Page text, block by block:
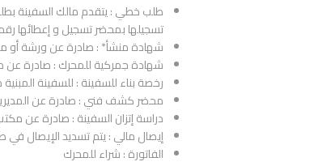
طلب خطي : يتقدم مالك السفينة
تسجيلها بمحضر تسجيل و إعطائها
شهادة منشأ* : صادرة عن ورشة أو
شهادة جمركية للمحرك : صادرة عن
رخصة بناء للسفينة : للسفينة
محضر كشف فني : صادرة عن
دراسة إتزان السفينة : صادرة عن
إيصال مالي : يتم تسديد الإيصال في
الفاتورة : شراء للمحرك